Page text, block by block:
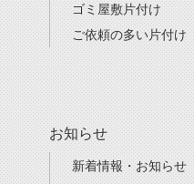
ゴミ屋敷片付け
ご依頼の多い片付け
お知らせ
新着情報・お知らせ